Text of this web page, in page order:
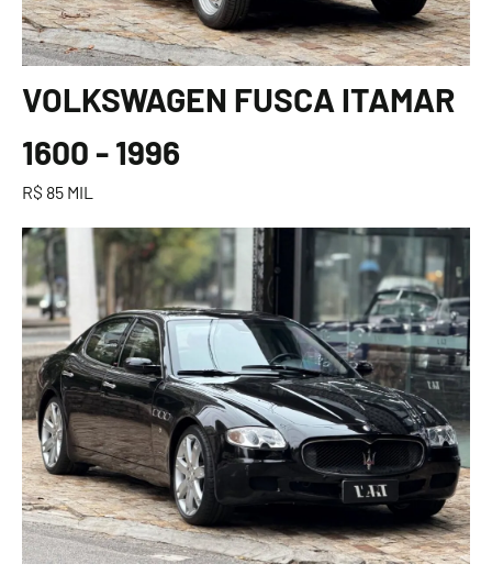
VOLKSWAGEN FUSCA ITAMAR
1600 - 1996
R$ 85 MIL